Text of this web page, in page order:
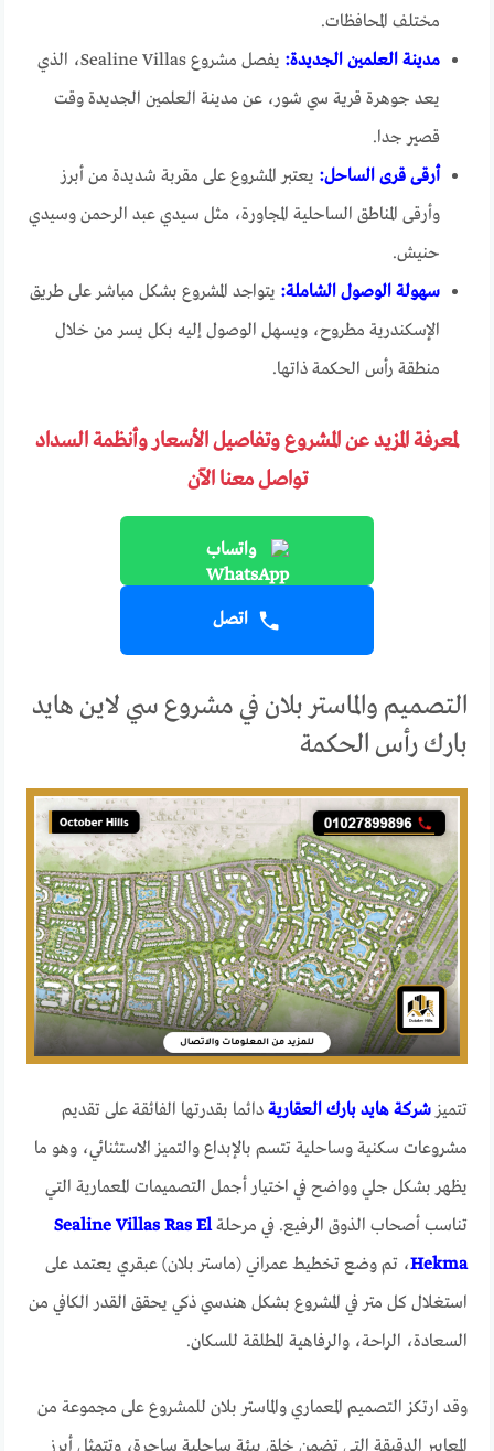
مختلف المحافظات.
مدينة العلمين الجديدة:
يفصل مشروع Sealine Villas، الذي
يعد جوهرة قرية سي شور، عن مدينة العلمين الجديدة وقت
قصير جدا.
أرقى قرى الساحل: يعتبر المشروع على مقربة شديدة من أبرز
وأرقى المناطق الساحلية المجاورة، مثل سيدي عبد الرحمن وسيدي
حنيش.
سهولة الوصول الشاملة: يتواجد المشروع بشكل مباشر على طريق
الإسكندرية مطروح، ويسهل الوصول إليه بكل يسر من خلال
منطقة رأس الحكمة ذاتها.
لمعرفة المزيد عن المشروع وتفاصيل الأسعار وأنظمة السداد
تواصل معنا الآن
واتساب
اتصل
التصميم والماستر بلان في مشروع سي لاين هايد
بارك رأس الحكمة
تتميزشركة هايد بارك العقارية دائما بقدرتها الفائقة على تقديم
مشروعات سكنية وساحلية تتسم بالإبداع والتميز الاستثنائي، وهو ما
يظهر بشكل جلي وواضح في اختيار أجمل التصميمات المعمارية التي
تناسب أصحاب الذوق الرفيع. في مرحلةSealine Villas Ras El
Hekma، تم وضع تخطيط عمراني (ماستر بلان) عبقري يعتمد على
استغلال كل متر في المشروع بشكل هندسي ذكي يحقق القدر الكافي من
السعادة، الراحة، والرفاهية المطلقة للسكان.
وقد ارتكز التصميم المعماري والماستر بلان للمشروع على مجموعة من